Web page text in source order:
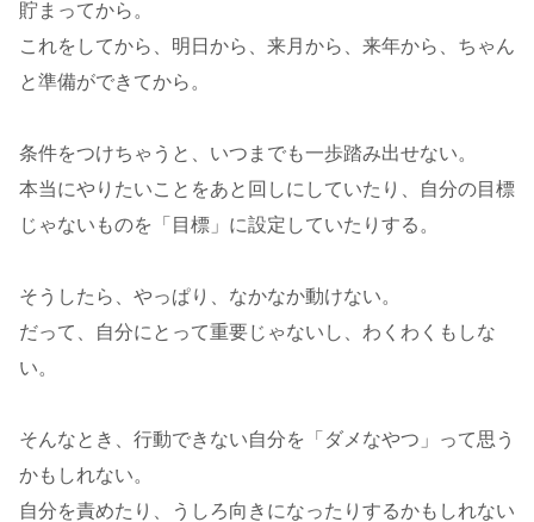
貯まってから。
これをしてから、明日から、来月から、来年から、ちゃん
と準備ができてから。
条件をつけちゃうと、いつまでも一歩踏み出せない。
本当にやりたいことをあと回しにしていたり、自分の目標
じゃないものを「目標」に設定していたりする。
そうしたら、やっぱり、なかなか動けない。
だって、自分にとって重要じゃないし、わくわくもしな
い。
そんなとき、行動できない自分を「ダメなやつ」って思う
かもしれない。
自分を責めたり、うしろ向きになったりするかもしれない